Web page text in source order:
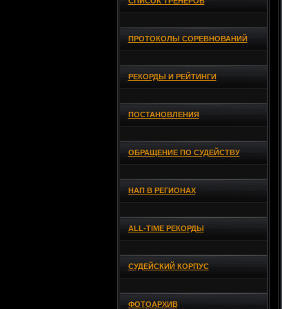
ПРОТОКОЛЫ СОРЕВНОВАНИЙ
РЕКОРДЫ И РЕЙТИНГИ
ПОСТАНОВЛЕНИЯ
ОБРАЩЕНИЕ ПО СУДЕЙСТВУ
НАП В РЕГИОНАХ
ALL-TIME РЕКОРДЫ
СУДЕЙСКИЙ КОРПУС
ФОТОАРХИВ